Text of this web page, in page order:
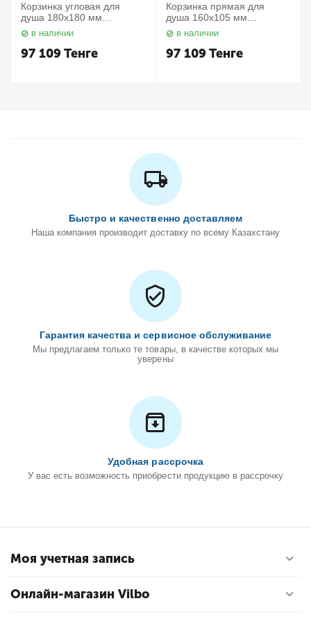
Корзинка угловая для
душа 180х180 мм
Elegance 11657010000
Keuco
в наличии
97 109Тенге
Корзинка прямая для
душа 160х105 мм
Elegance 11658010000
Keuco
в наличии
97 109Тенге
Быстро и качественно доставляем
Наша компания производит доставку по всему Казахстану
Гарантия качества и сервисное обслуживание
Мы предлагаем только те товары, в качестве которых мы
уверены
Удобная рассрочка
У вас есть возможность приобрести продукцию в рассрочку
Моя учетная запись
Онлайн-магазин Vilbo